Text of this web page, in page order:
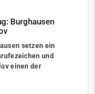
Burghausen
setzen ein
und
einen der